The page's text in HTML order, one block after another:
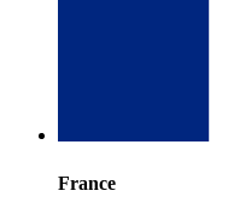
France